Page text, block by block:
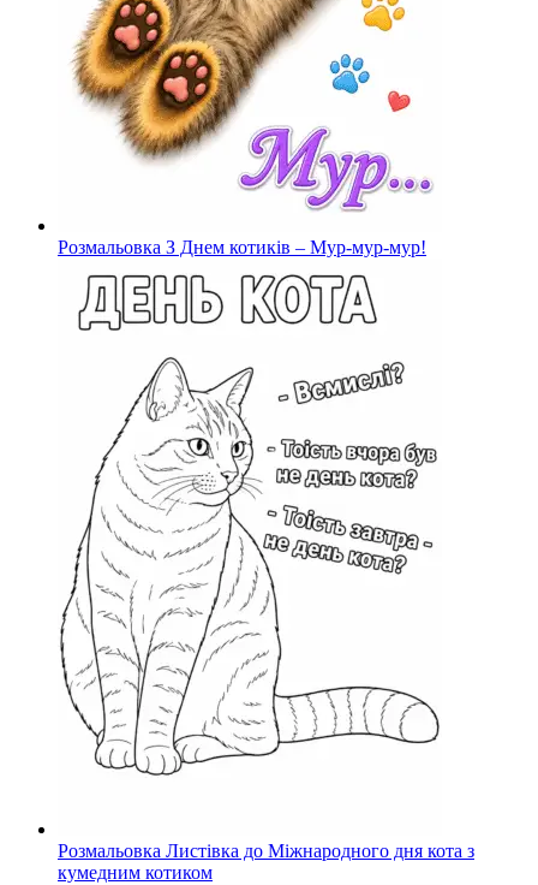
Розмальовка З Днем котиків – Мур-мур-мур!
Розмальовка Листівка до Міжнародного дня кота з
кумедним котиком